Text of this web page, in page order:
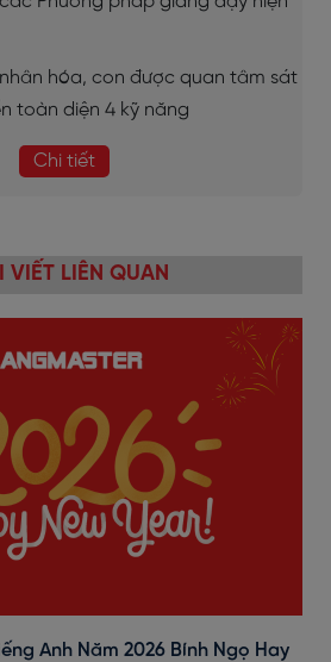
hóa, con được quan tâm sát
toàn diện 4 kỹ năng
Chi tiết
VIẾT LIÊN QUAN
Anh Năm 2026 Bính Ngọ Hay